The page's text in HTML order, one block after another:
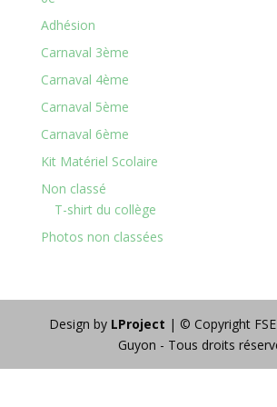
Adhésion
Carnaval 3ème
Carnaval 4ème
Carnaval 5ème
Carnaval 6ème
Kit Matériel Scolaire
Non classé
T-shirt du collège
Photos non classées
Design by LProject | © Copyright
Guyon - Tous droits